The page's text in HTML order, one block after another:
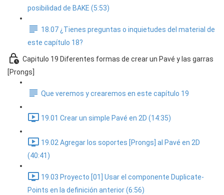
posibilidad de BAKE (5:53)
18.07 ¿Tienes preguntas o inquietudes del material de
este capítulo 18?
Capitulo 19 Diferentes formas de crear un Pavé y las garras
[Prongs]
Que veremos y crearemos en este capítulo 19
19.01 Crear un simple Pavé en 2D (14:35)
19.02 Agregar los soportes [Prongs] al Pavé en 2D
(40:41)
19.03 Proyecto [01] Usar el componente Duplicate-
Points en la definición anterior (6:56)